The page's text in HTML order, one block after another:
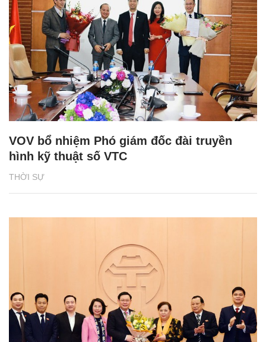
THỜI SỰ
VOV bổ nhiệm Phó giám đốc đài truyền
hình kỹ thuật số VTC